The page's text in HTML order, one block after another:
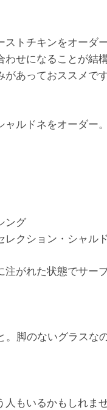
トチキンをオーダ
せになることが結
あっておススメです
ルドネをオーダー。
ング
クション・シャルド
がれた状態でサー
脚のないグラスな
もいるかもしれませ